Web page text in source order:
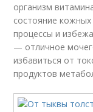
организм
состояние
процессы и
— отличное
избавиться от
продуктов